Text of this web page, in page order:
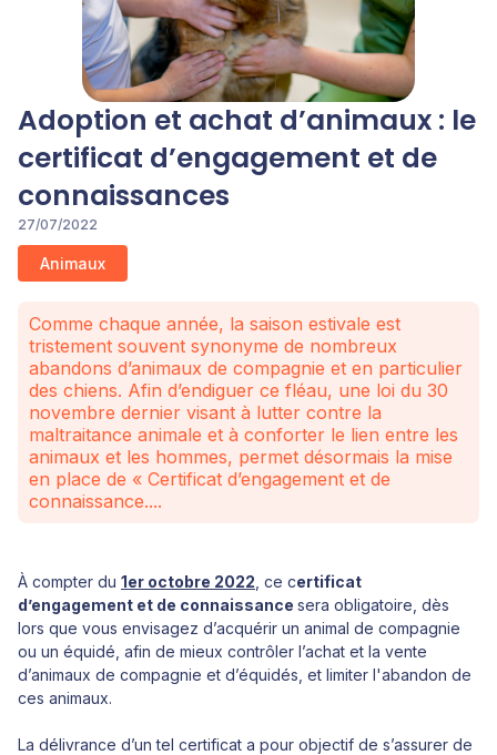
Adoption et achat d’animaux : le
certificat d’engagement et de
connaissances
27/07/2022
Animaux
Comme chaque année, la saison estivale est
tristement souvent synonyme de nombreux
abandons d’animaux de compagnie et en particulier
des chiens. Afin d’endiguer ce fléau, une loi du 30
novembre dernier visant à lutter contre la
maltraitance animale et à conforter le lien entre les
animaux et les hommes, permet désormais la mise
en place de « Certificat d’engagement et de
connaissance....
À compter du 1er octobre 2022 , ce certificat
d’engagement et de connaissance sera obligatoire, dès
lors que vous envisagez d’acquérir un animal de compagnie
ou un équidé, afin de mieux contrôler l’achat et la vente
d’animaux de compagnie et d’équidés, et limiter l'abandon de
ces animaux.
La délivrance d’un tel certificat a pour objectif de s’assurer de